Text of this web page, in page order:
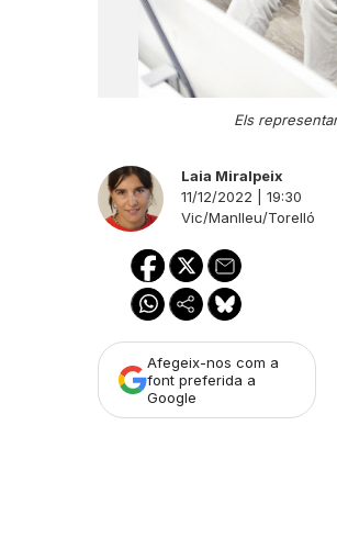
Els
Laia Miralpeix
11/12/2022 | 19:30
Vic/Manlleu/Torelló
Afegeix-nos com a
font preferida a
Google